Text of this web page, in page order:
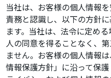
当社は、お客様の個人情報
責務と認識し、以下の方針
ます。当社は、法令に定め
人の同意を得ることなく、
ません。お客様の個人情報
情報保護方針」に沿って保